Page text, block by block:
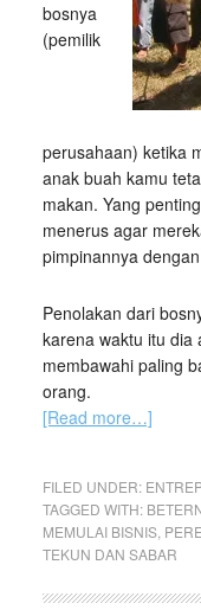
bosnya
(pemilik
perusahaan) ketika
anak buah kamu
makan. Yang
menerus agar
pimpinannya
Penolakan dari
karena waktu itu dia
membawahi paling
orang.
[Read more…]
FILED UNDER:
TAGGED WITH:
MEMULAI BISNIS,
TEKUN DAN SABAR